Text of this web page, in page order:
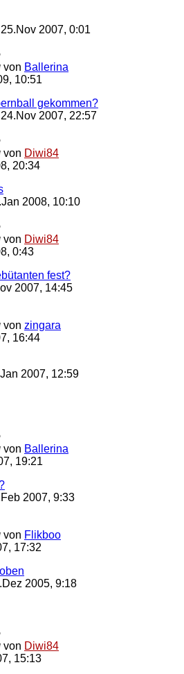
2007, 0:01
von Ballerina
10:51
gekommen?
2007, 22:57
von Diwi84
20:34
2008, 10:10
von Diwi84
0:43
fest?
2007, 14:45
von zingara
16:44
2007, 12:59
von Ballerina
19:21
2007, 9:33
von Flikboo
17:32
2005, 9:18
von Diwi84
15:13